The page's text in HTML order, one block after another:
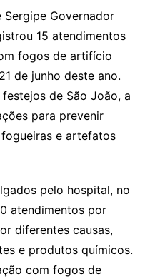
Governador
15 atendimentos
fogos de artifício
de junho deste ano.
de São João, a
para prevenir
e artefatos
pelo hospital, no
atendimentos por
diferentes causas,
e produtos químicos.
com fogos de